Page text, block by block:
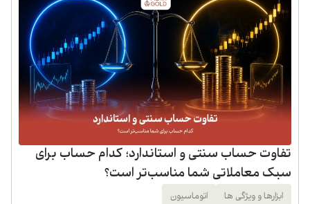
تفاوت حساب سنتی و استاندارد؛ کدام حساب برای
سبک معاملاتی شما مناسب‌تر است؟
ابزارها و ویژگی ها اتوماسیون